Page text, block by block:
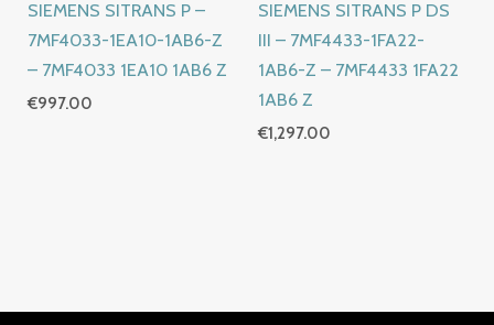
SIEMENS SITRANS P –
7MF4033-1EA10-1AB6-Z
– 7MF4033 1EA10 1AB6 Z
€997.00
SIEMENS SITRANS P DS
III – 7MF4433-1FA22-
1AB6-Z – 7MF4433 1FA22
1AB6 Z
€1,297.00